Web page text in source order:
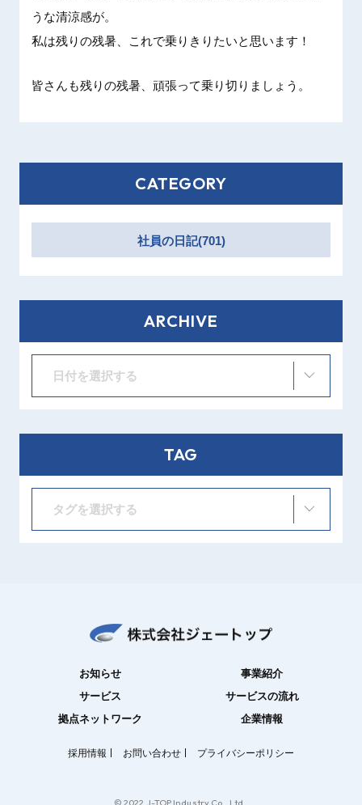
うな清涼感が。
私は残りの残暑、 これで乗りきりたいと思い ます！
皆さんも残りの残暑、頑張って乗り切りまし ょう。
CATEGORY
社員の日記(701)
ARCHIVE
日付を選択する
TAG
タグを選択する
お知らせ
事業紹介
サービス
サービスの流れ
拠点ネットワーク
企業情報
採用情報 お問い合わせ プライバシーポリシー
© 2022 J-TOP Industry Co., Ltd..